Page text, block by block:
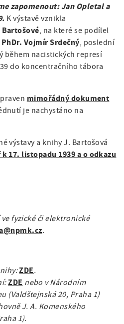
zapomenout: JanOpletala
K výstavě vznikla
, na které se podílel
PhDr. Vojmír Srdečný, poslední
během nacistických represí
do koncentračního tábora
mimořádný dokument
je nachystáno na
výstavy a knihy J. Bartošová
17. listopadu 1939 a o odkazu
fyzické či elektronické
.
ZDE.
ZDE nebo v Národním
(Valdštejnská 20, Praha 1)
J. A. Komenského
1).